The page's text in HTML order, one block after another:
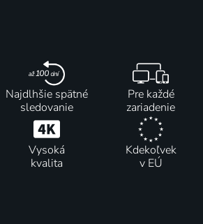
Najdlhšie spätné
sledovanie
Pre každé
zariadenie
Vysoká
kvalita
Kdekoľvek
v EÚ